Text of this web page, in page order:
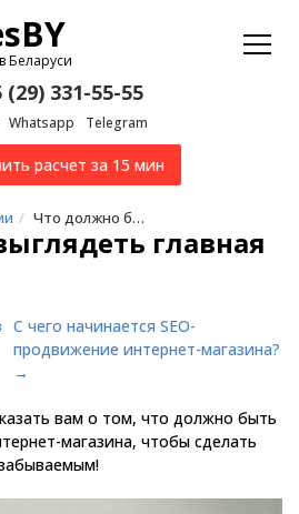
BY
Беларуси
(29) 331-55-55
Whatsapp Telegram
расчет за 15 мин
Что должно быть на главной странице интернет-магазина?
главная
С чего начинается SEO-
продвижение интернет-магазина?
→
вам о том, что должно быть
магазина, чтобы сделать